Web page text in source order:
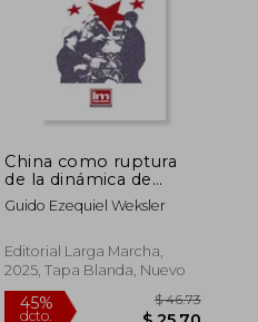
China como ruptura
de la dinámica de
desarrollo del Este
Asiático en la Nueva
del Trabajo
Guido Ezequiel Weksler
Editorial Larga Marcha,
2025, Tapa Blanda, Nuevo